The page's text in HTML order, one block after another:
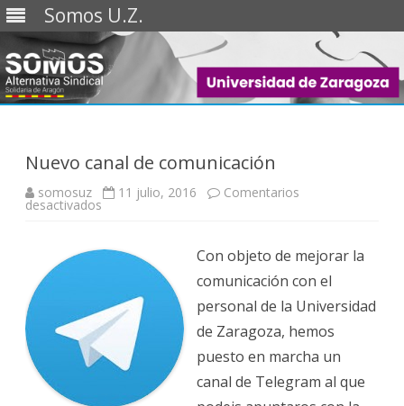
Somos U.Z.
Saltar
Nuevo canal de comunicación
somosuz 11 julio, 2016 Comentarios
desactivadosen
comunicación
Con objeto de mejorar la
comunicación con el
personal de la Universidad
de Zaragoza, hemos
puesto en marcha un
canal de Telegram al que